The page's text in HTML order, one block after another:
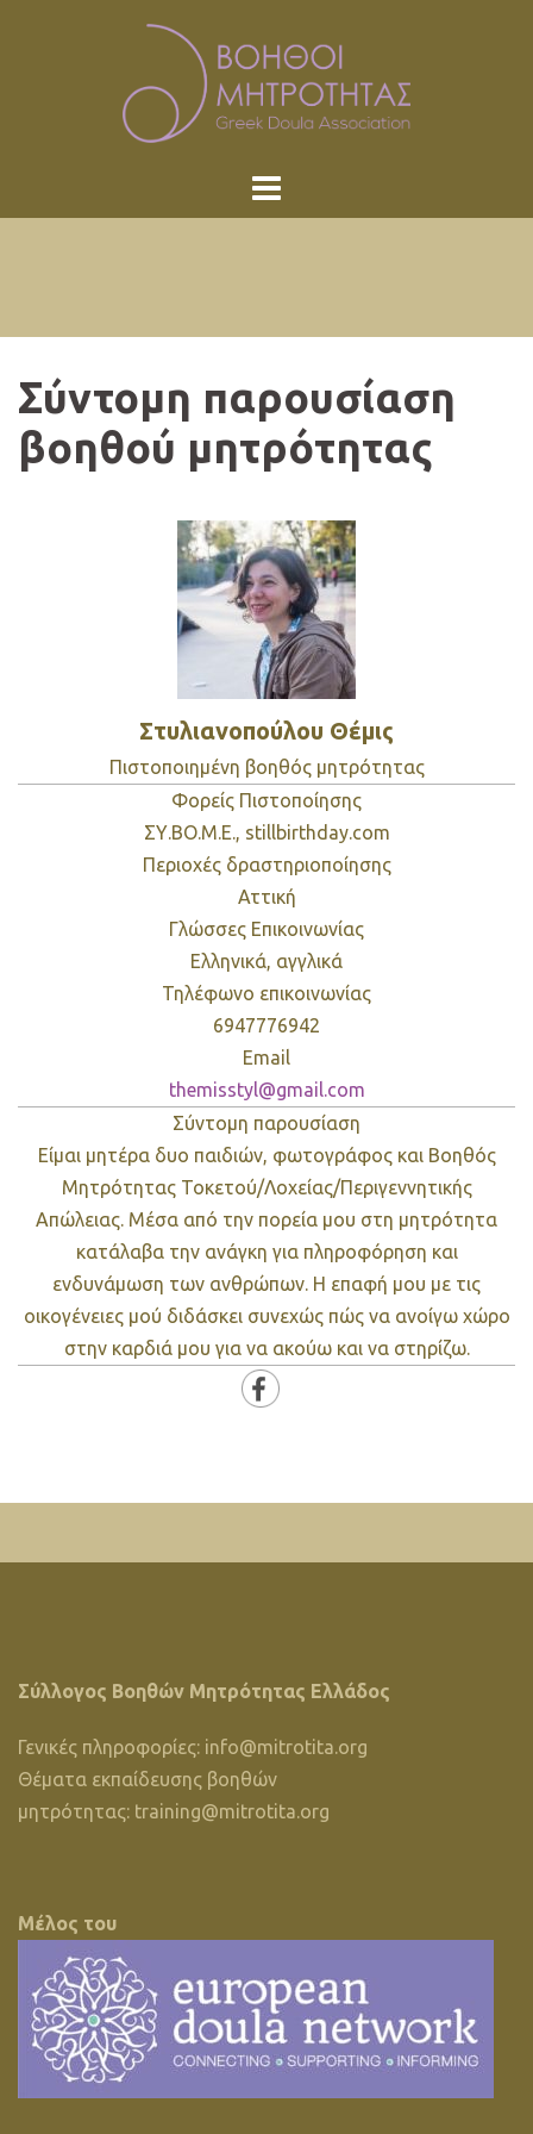
Σύντομη παρουσίαση
βοηθού μητρότητας
Στυλιανοπούλου Θέμις
Πιστοποιημένη βοηθός μητρότητας
Φορείς Πιστοποίησης
ΣΥ.ΒΟ.Μ.Ε., stillbirthday.com
Περιοχές δραστηριοποίησης
Αττική
Γλώσσες Επικοινωνίας
Ελληνικά, αγγλικά
Τηλέφωνο επικοινωνίας
6947776942
Email
themisstyl@gmail.com
Σύντομη παρουσίαση
Είμαι μητέρα δυο παιδιών, φωτογράφος και Βοηθός
Μητρότητας Τοκετού/Λοχείας/Περιγεννητικής
Απώλειας. Μέσα από την πορεία μου στη μητρότητα
κατάλαβα την ανάγκη για πληροφόρηση και
ενδυνάμωση των ανθρώπων. H επαφή μου με τις
οικογένειες μού διδάσκει συνεχώς πώς να ανοίγω χώρο
στην καρδιά μου για να ακούω και να στηρίζω.
Σύλλογος Βοηθών Μητρότητας Ελλάδος
Γενικές πληροφορίες: info@mitrotita.org
Θέματα εκπαίδευσης βοηθών
μητρότητας: training@mitrotita.org
Μέλος του